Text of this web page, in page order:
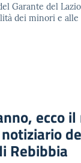
Garante del
dei minori e
ecco
Rebibbia